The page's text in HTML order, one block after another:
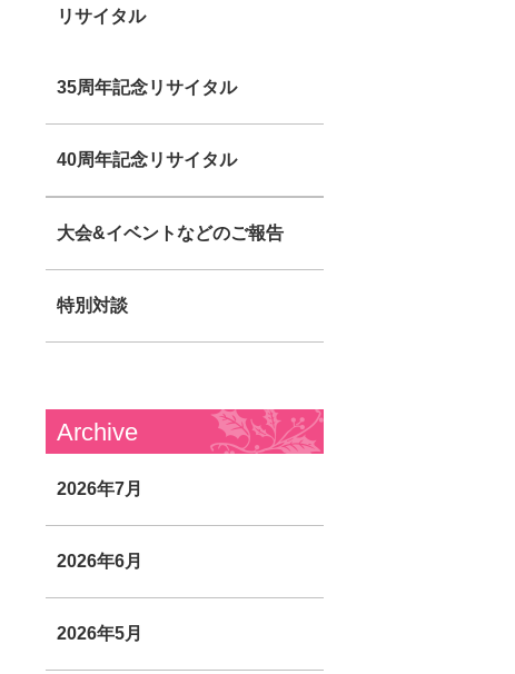
リサイタル
35周年記念リサイタル
40周年記念リサイタル
大会&イベントなどのご報告
特別対談
Archive
2026年7月
2026年6月
2026年5月